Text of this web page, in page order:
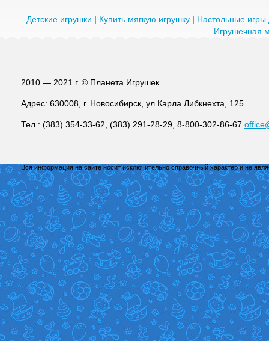
Детские игрушки | Купить мягкую игрушку | Настольные игры
Игрушечная
2010 — 2021 г. © Планета Игрушек
Адрес: 630008, г. Новосибирск, ул.Карла Либкнехта, 125.
Тел.: (383) 354-33-62, (383) 291-28-29, 8-800-302-86-67
Вся информация на сайте носит исключительно справочный характер и не